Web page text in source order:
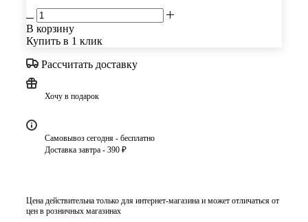
В корзину
Купить в 1 клик
Рассчитать доставку
Хочу в подарок
Самовывоз сегодня - бесплатно
Доставка завтра - 390 ₽
Цена действительна только для интернет-магазина и может отличаться от
цен в розничных магазинах